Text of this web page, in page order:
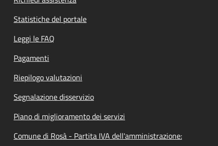
Statistiche del portale
Leggi le FAQ
Pagamenti
Riepilogo valutazioni
Segnalazione disservizio
Piano di miglioramento dei servizi
Comune di Rosà - Partita IVA dell'amministrazione: